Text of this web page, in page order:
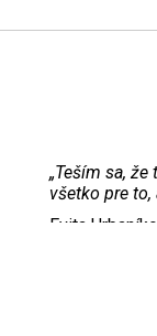
„Teším sa,
všetko pre to,
Evita